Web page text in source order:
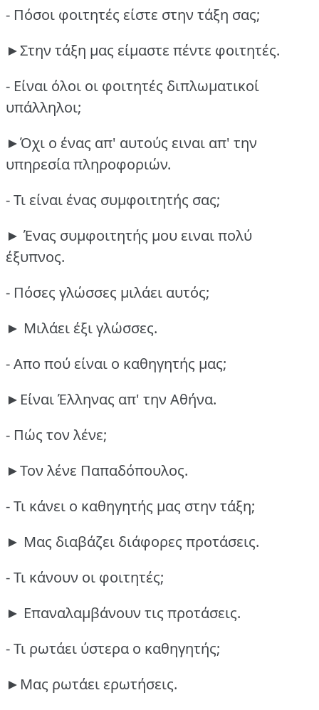
- Πόσοι φοιτητές είστε στην τάξη σας;
►Στην τάξη μας είμαστε πέντε φοιτητές.
- Είναι όλοι οι φοιτητές διπλωματικοί
υπάλληλοι;
►Όχι ο ένας απ' αυτούς ειναι απ' την
υπηρεσία πληροφοριών.
- Τι είναι ένας συμφοιτητής σας;
► Ένας συμφοιτητής μου ειναι πολύ
έξυπνος.
- Πόσες γλώσσες μιλάει αυτός;
► Μιλάει έξι γλώσσες.
- Απο πού είναι ο καθηγητής μας;
►Είναι Έλληνας απ' την Αθήνα.
- Πώς τον λένε;
►Τον λένε Παπαδόπουλος.
- Τι κάνει ο καθηγητής μας στην τάξη;
► Μας διαβάζει διάφορες προτάσεις.
- Τι κάνουν οι φοιτητές;
► Επαναλαμβάνουν τις προτάσεις.
- Τι ρωτάει ύστερα ο καθηγητής;
►Μας ρωτάει ερωτήσεις.